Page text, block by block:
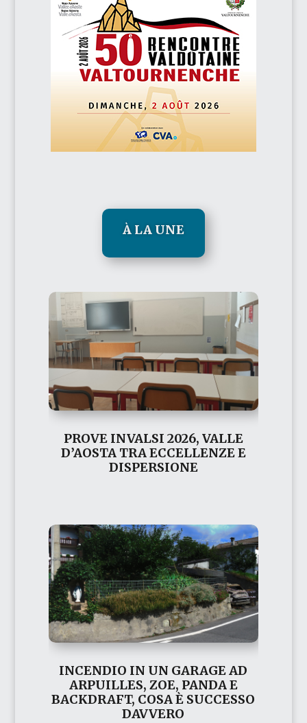
À LA UNE
PROVE INVALSI 2026, VALLE
D’AOSTA TRA ECCELLENZE E
DISPERSIONE
INCENDIO IN UN GARAGE AD
ARPUILLES, ZOE, PANDA E
BACKDRAFT, COSA È SUCCESSO
DAVVERO